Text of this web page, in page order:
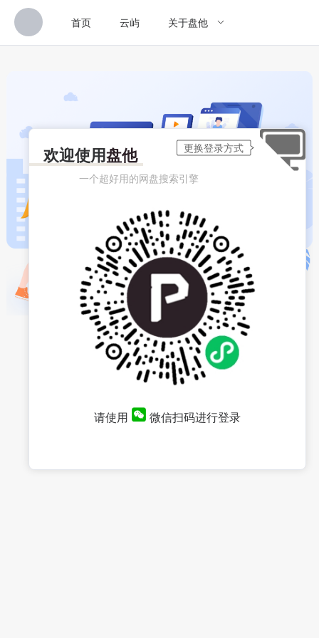
首页 云屿 关于盘他
欢迎使用盘他
一个超好用的网盘搜索引擎
请使用 微信扫码进行登录